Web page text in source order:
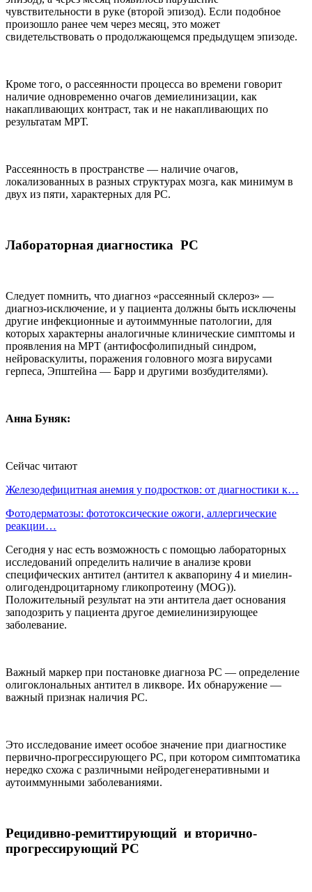
чувствительности в руке (второй эпизод). Если подобное
произошло ранее чем через месяц, это может
свидетельствовать о продолжающемся предыдущем эпизоде.
Кроме того, о рассеянности процесса во времени говорит
наличие одновременно очагов демиелинизации, как
накапливающих контраст, так и не накапливающих по
результатам МРТ.
Рассеянность в пространстве — наличие очагов,
локализованных в разных структурах мозга, как минимум в
двух из пяти, характерных для РС.
Лабораторная диагностика РС
Следует помнить, что диагноз «рассеянный склероз» —
диагноз-исключение, и у пациента должны быть исключены
другие инфекционные и аутоиммунные патологии, для
которых характерны аналогичные клинические симптомы и
проявления на МРТ (антифосфолипидный синдром,
нейроваскулиты, поражения головного мозга вирусами
герпеса, Эпштейна — Барр и другими возбудителями).
Анна Буняк:
Сейчас читают
Железодефицитная анемия у подростков: от диагностики к…
Фотодерматозы: фототоксические ожоги, аллергические
реакции…
Сегодня у нас есть возможность с помощью лабораторных
исследований определить наличие в анализе крови
специфических антител (антител к аквапорину 4 и миелин-
олигодендроцитарному гликопротеину (MOG)).
Положительный результат на эти антитела дает основания
заподозрить у пациента другое демиелинизирующее
заболевание.
Важный маркер при постановке диагноза РС — определение
олигоклональных антител в ликворе. Их обнаружение —
важный признак наличия РС.
Это исследование имеет особое значение при диагностике
первично-прогрессирующего РС, при котором симптоматика
нередко схожа с различными нейродегенеративными и
аутоиммунными заболеваниями.
Рецидивно-ремиттирующий и вторично-
прогрессирующий РС